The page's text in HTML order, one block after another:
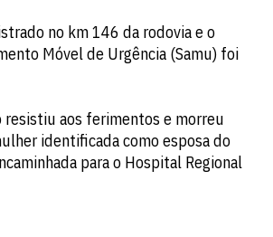
no km 146 da rodovia e o
Móvel de Urgência (Samu) foi
resistiu aos ferimentos e morreu
identificada como esposa do
para o Hospital Regional